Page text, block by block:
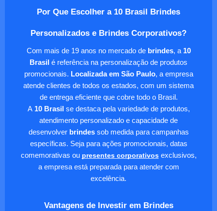
Por Que Escolher a 10 Brasil Brindes
Personalizados e Brindes Corporativos?
Com mais de 19 anos no mercado de brindes, a 10
Brasil é referência na personalização de produtos
promocionais. Localizada em São Paulo, a empresa
atende clientes de todos os estados, com um sistema
de entrega eficiente que cobre todo o Brasil.
A10 Brasilse destaca pela variedade de produtos,
atendimento personalizado e capacidade de
desenvolver brindessob medida para campanhas
específicas. Seja para ações promocionais, datas
comemorativas ou presentes corporativosexclusivos,
a empresa está preparada para atender com
excelência.
Vantagens de Investir em Brindes